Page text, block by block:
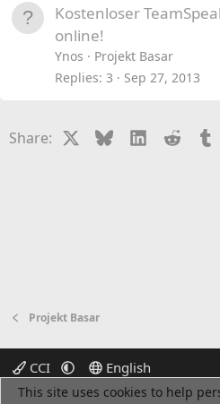
Kostenloser
online!
Ynos
Projekt Basar
Replies 3 Sep 27, 2013
Share: BlueskyLinkedIn
Reddit
Projekt Basar
CCI
English
Terms and rules
Privacy policy
This site uses cookies to help